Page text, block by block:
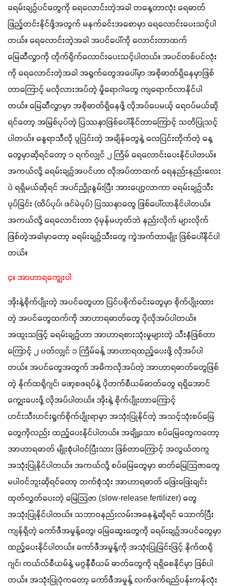
ခရမ်းချဥ်ပင်တွေကို ရေလောင်းတဲ့အခါ တနေ့တာလုံး ရေဓာတ်
ဖြည့်တင်းနိုင်ဖို့အတွက် မနက်ခင်းအစောမှာ ရေလောင်းပေးသင့်ပါ
တယ်။ ရေလောင်းတဲ့အခါ အပင်ပေါ်ကို လောင်းတာထက်
မြေဆီလွှာကို တိုက်ရိုက်လောင်းပေးသင့်ပါတယ်။ အပင်တစ်ပင်လုံး
ကို ရေလောင်းတဲ့အခါ အရွက်တွေအပေါ်မှာ အစိုဓာတ်ရှိနေမှာဖြစ်
တာကြောင့် မလိုလားအပ်တဲ့ မှိုရောဂါတွေ ကျ‌ရောက်လာနိုင်ပါ
တယ်။ မြေဆီလွှာမှာ အစိုဓာတ်ရှိနေဖို့ လိုအပ်ပေမယ့် ရေဝပ်မယ်ဆို
ရင်တော့ အမြစ်ပုပ်တဲ့ ပြဿနာဖြစ်ပေါ်နိုင်တာကြောင့် သတိပြုသင့်
ပါတယ်။ နွေရာသီလို ပူပြင်းတဲ့ အချိန်တွေနဲ့ လေပြင်းတိုက်တဲ့ နေ့
တွေမှာဆိုရင်တော့ ၁ ရက်လျှင် ၂ ကြိမ် ရေလောင်းပေးနိုင်ပါတယ်။
အကယ်လို့ ခရမ်းချဥ်အပင်ဟာ လိုအပ်တာထက် ရေနည်းနည်းလေး
ပဲ ရရှိမယ်ဆိုရင် အပင်ညှိုးနွမ်းပြီး အားပျော့လာကာ ခရမ်းချဥ်သီး
ပုပ်ခြင်း (ထိပ်ပုပ်၊ ဖင်မဲပုပ်) ပြဿနာတွေ ဖြစ်ပေါ်လာနိုင်ပါတယ်။
အကယ်လို့ ရေလောင်းတာ ပုံမှန်မဟုတ်ဘဲ နည်းလိုက် များလိုက်
ဖြစ်တဲ့အခါမှာတော့ ခရမ်းချဥ်သီးတွေ ကွဲအက်တာမျိုး ဖြစ်ပေါ်နိုင်ပါ
တယ်။
၄။ အာဟာရကျွေးပါ
အိုးနဲ့စိုက်ပျိုးတဲ့ အပင်တွေဟာ ပြင်ပစိုက်ခင်းတွေမှာ စိုက်ပျိုးထား
တဲ့ အပင်တွေထက်ကို အာဟာရဓာတ်တွေ ပိုလိုအပ်ပါတယ်။
အထူးသဖြင့် ခရမ်းချဥ်ဟာ အာဟာရစားသုံးမှုများတဲ့ သီးနှံဖြစ်တာ
ကြောင့် ၂ ပတ်လျှင် ၁ ကြိမ်ခန့် အာဟာရထည့်ပေးဖို့ လိုအပ်ပါ
တယ်။ အပင်တွေအတွက် အဓိကလိုအပ်တဲ့ အာဟာရဓာတ်တွေဖြစ်
တဲ့ နိုက်ထရိုဂျင်၊ ဖော့စဖရပ်နဲ့ ပိုတက်စီယမ်ဓာတ်တွေ ရရှိအောင်
ကျွေးပေးဖို့ လိုအပ်ပါတယ်။ အိုးနဲ့ စိုက်ပျိုးတာကြောင့်
ဟင်းသီးဟင်းရွက်စိုက်ပျိုးရာမှာ အသုံးပြုနိုင်တဲ့ အသင့်သုံးစပ်မြေ
တွေကိုလည်း ထည့်ပေးနိုင်ပါတယ်။ အချို့သော စပ်မြေတွေကတော့
အာဟာရဓာတ် မျိုးစုံပါဝင်ပြီးသား ဖြစ်တာကြောင့် အလွယ်တကူ
အသုံးပြုနိုင်ပါတယ်။ အကယ်လို့ စပ်‌မြေတွေမှာ ဓာတ်မြေသြဇာတွေ
မပါဝင်ဘူးဆိုရင်တော့ ဘက်စုံသုံး အာဟာရဓာတ် ဖြေးဖြေးချင်း
ထုတ်လွှတ်ပေးတဲ့ မြေသြဇာ (slow-release fertilizer) တွေ
အသုံးပြုနိုင်ပါတယ်။ သဘာဝနည်းလမ်းအနေနဲ့ဆိုရင် သောက်ပြီး
ကျန်ရှိတဲ့ ကော်ဖီအမှုန့်တွေ၊ မြေဆွေးတွေကို ခရမ်းချဥ်အပင်တွေမှာ
ထည့်ပေးနိုင်ပါတယ်။ ကော်ဖီအမှုန့်ကို အသုံးပြုခြင်းဖြင့် နိုက်ထရို
ဂျင်၊ ကယ်လ်စီယမ်နဲ့ မဂ္ဂနီစီယမ် ဓာတ်တွေကို ရရှိစေနိုင်မှာ ဖြစ်ပါ
တယ်။ အသုံးပြုပုံကတော့ ကော်ဖီအမှုန့် လက်ဖက်ရည်ပန်းကန်လုံး